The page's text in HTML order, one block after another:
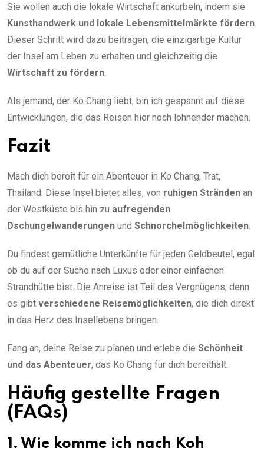
Sie wollen auch die lokale Wirtschaft ankurbeln, indem sie
Kunsthandwerk und lokale Lebensmittelmärkte fördern
Dieser Schritt wird dazu beitragen, die einzigartige Kultur
der Insel am Leben zu erhalten und gleichzeitig die
Wirtschaft zu fördern
Als jemand, der Ko Chang liebt, bin ich gespannt auf diese
Entwicklungen, die das Reisen hier noch lohnender machen.
Fazit
Mach dich bereit für ein Abenteuer in Ko Chang, Trat,
Thailand. Diese Insel bietet alles, von ruhigen Stränden an
der Westküste bis hin zu aufregenden
Dschungelwanderungen und Schnorchelmöglichkeiten
Du findest gemütliche Unterkünfte für jeden Geldbeutel, egal
ob du auf der Suche nach Luxus oder einer einfachen
Strandhütte bist. Die Anreise ist Teil des Vergnügens, denn
es gibt verschiedene Reisemöglichkeiten, die dich direkt
in das Herz des Insellebens bringen.
Fang an, deine Reise zu planen und erlebe die Schönheit
und das Abenteuer, das Ko Chang für dich bereithält.
Häufig gestellte Fragen
(FAQs)
1. Wie komme ich nach Koh